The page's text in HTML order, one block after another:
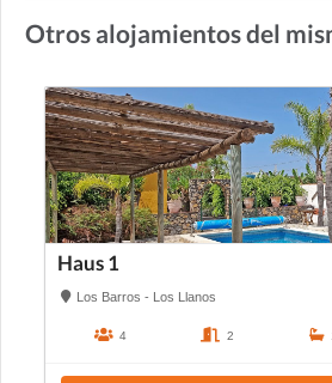
Otros alojamientos del
Haus 1
Los Barros - Los Llanos
4 2